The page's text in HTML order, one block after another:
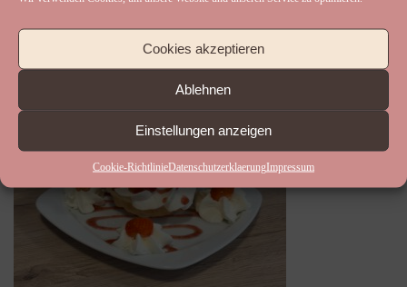
Cookies akzeptieren
Ablehnen
Einstellungen anzeigen
Cookie-RichtlinieDatenschutzerklaerungImpressum
IMG_4337